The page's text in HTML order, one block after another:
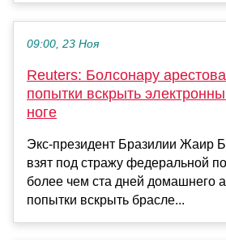
09:00, 23 Ноя
Reuters: Болсонару
попытки вскрыть
ноге
Экс-президент Бразилии Жаир
взят под стражу федеральной
более чем ста дней домашнего
попытки вскрыть брасле...